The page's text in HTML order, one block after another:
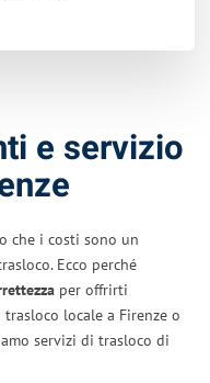
e servizio
che i costi sono un
Ecco perché
per offrirti
locale a Firenze o
servizi di trasloco di